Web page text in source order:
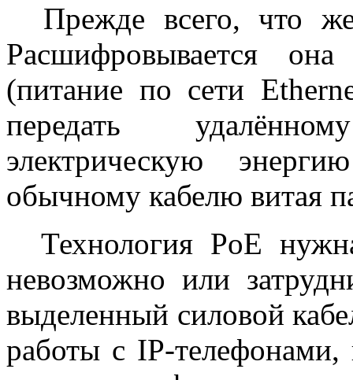
Прежде всего, что же
Расшифровывается
(питание по сети
передать
электрическую
обычному кабелю витая
Технология PoE
невозможно или
выделенный силовой
работы с IP-